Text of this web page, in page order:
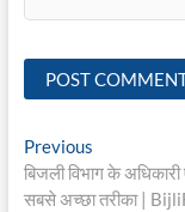
Post
navigation
PreviousPrevious
post:
बिजली विभाग के
सबसे अच्छा तरीका |